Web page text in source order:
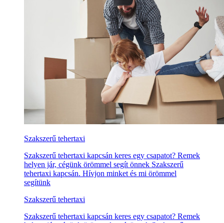
Szakszerű tehertaxi
Szakszerű tehertaxi kapcsán keres egy csapatot? Remek
helyen jár, cégünk örömmel segít önnek Szakszerű
tehertaxi kapcsán. Hívjon minket és mi örömmel
segítünk
Szakszerű tehertaxi
Szakszerű tehertaxi kapcsán keres egy csapatot? Remek